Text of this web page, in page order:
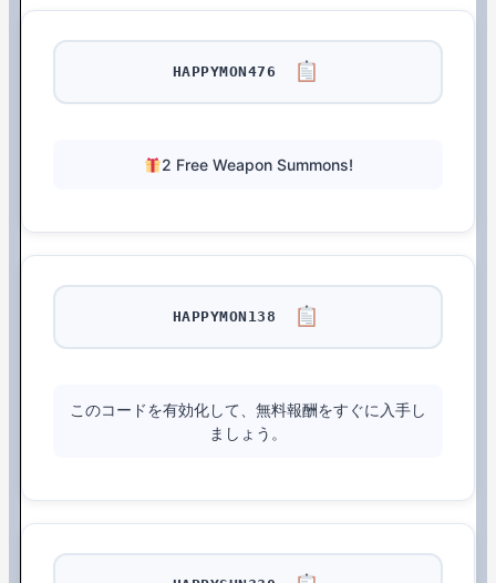
HAPPYMON476
2 Free Weapon Summons!
HAPPYMON138
このコードを有効化して、無料報酬をすぐに入手し
ましょう。